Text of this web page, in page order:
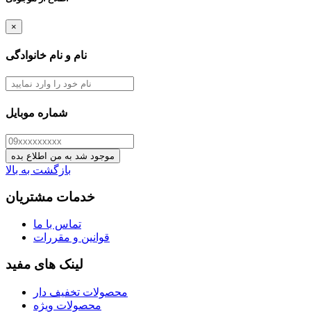
×
نام و نام خانوادگی
شماره موبایل
موجود شد به من اطلاع بده
بازگشت به بالا
خدمات مشتریان
تماس با ما
قوانین و مقررات
لینک های مفید
محصولات تخفیف دار
محصولات ویژه